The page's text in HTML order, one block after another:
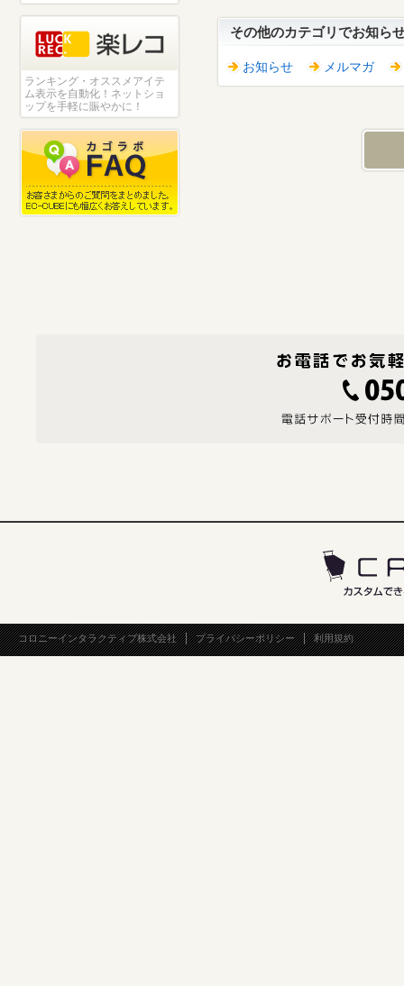
その他のカテゴリでお知ら
お知らせ メルマガ
ランキング・オススメアイテ
ム表示を自動化！ネットショ
ップを手軽に賑やかに！
コロニーインタラクティブ株式会社 プライバシーポリシー 利用規約